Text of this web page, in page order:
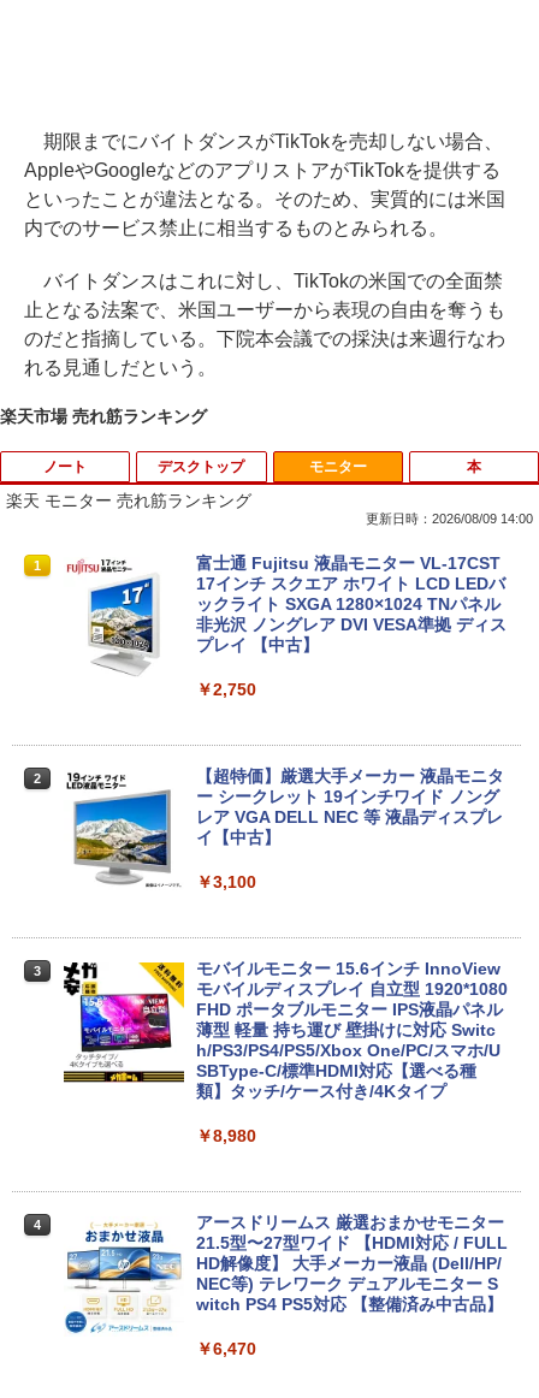
期限までにバイトダンスがTikTokを売却しない場合、
AppleやGoogleなどのアプリストアがTikTokを提供する
といったことが違法となる。そのため、実質的には米国
内でのサービス禁止に相当するものとみられる。
バイトダンスはこれに対し、TikTokの米国での全面禁
止となる法案で、米国ユーザーから表現の自由を奪うも
のだと指摘している。下院本会議での採決は来週行なわ
れる見通しだという。
楽天市場 売れ筋ランキング
ノート
1
【★最大100%ポイント】【大特価!訳あ
り!】富士通 LIFEBOOK A576/第6世代 C
ore i3/メモリ:4GB/SSD:128GB/15.6型液
晶/USB 3.0/VGA/HDMI/DVD/Office/中古
パソコン ノートパソコン Windows11 W
【マラソンP5倍/10%オフクーポン】中古
ノートパソコン Windows11 Pro Office
付き Panasonic Let's note CF-NX3 第4
12.1インチ Bluetoot WEBカメラ Wi-Fi
￥9,800
中古パソコン | Lenovo | ThinkPad L57
0 | Windows11 | ノートPC | 一年保証 |
第7世代 | Core i5 7200U 2.5(～最大3.1)
GHz | MEM:8GB | HDD:500GB | DVDマ
ro64Bit | ACアダプター付属
【期間限定 ポイント10倍】Lenovo Idea
Pad D330 10.1型 2-in-1 タブレットPC／
着脱式キーボード（intel 第九世代Celero
Type-C データ/充電可）/microSD対応
デスクトップ モニター
楽天 モニター 売れ筋ランキング
更新日時：2026/08/09 14:00
1
富士通 Fujitsu 液晶モニター VL-17CST
17インチ スクエア ホワイト LCD LEDバ
ックライト SXGA 1280×1024 TNパネル
非光沢 ノングレア DVI VESA準拠 ディス
プレイ 【中古】
￥2,750
2
【超特価】厳選大手メーカー 液晶モニタ
ー シークレット 19インチワイド ノング
レア VGA DELL NEC 等 液晶ディスプレ
イ【中古】
￥3,100
3
モバイルモニター 15.6インチ InnoView
モバイルディスプレイ 自立型 1920*1080
FHD ポータブルモニター IPS液晶パネル
薄型 軽量 持ち運び 壁掛けに対応 Switc
h/PS3/PS4/PS5/Xbox One/PC/スマホ/U
SBType-C/標準HDMI対応【選べる種
類】タッチ/ケース付き/4Kタイプ
￥8,980
4
アースドリームス 厳選おまかせモニター
21.5型〜27型ワイド 【HDMI対応 / FULL
HD解像度】 大手メーカー液晶 (Dell/HP/
NEC等) テレワーク デュアルモニター S
witch PS4 PS5対応 【整備済み中古品】
￥6,470
本